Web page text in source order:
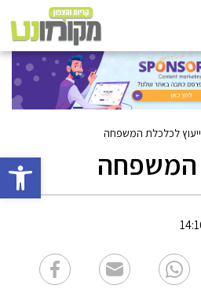
פתח
ייעוץ לכלכלת המשפחה
המשפחה